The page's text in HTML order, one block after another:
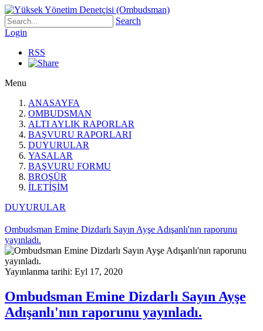
Search
Login
RSS
Menu
ANASAYFA
OMBUDSMAN
ALTI AYLIK RAPORLAR
BAŞVURU RAPORLARI
DUYURULAR
YASALAR
BAŞVURU FORMU
BROŞÜR
İLETİŞİM
DUYURULAR
Ombudsman Emine Dizdarlı Sayın Ayşe Adışanlı'nın raporunu
yayınladı.
Yayınlanma tarihi: Eyl 17, 2020
Ombudsman Emine Dizdarlı Sayın Ayşe
Adışanlı'nın raporunu yayınladı.